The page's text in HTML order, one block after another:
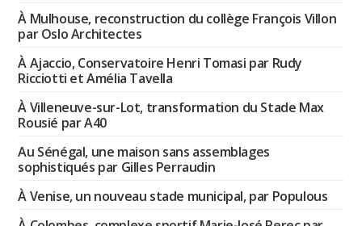
À Mulhouse, reconstruction du collège François Villon
par Oslo Architectes
À Ajaccio, Conservatoire Henri Tomasi par Rudy
Ricciotti et Amélia Tavella
À Villeneuve-sur-Lot, transformation du Stade Max
Rousié par A40
Au Sénégal, une maison sans assemblages
sophistiqués par Gilles Perraudin
À Venise, un nouveau stade municipal, par Populous